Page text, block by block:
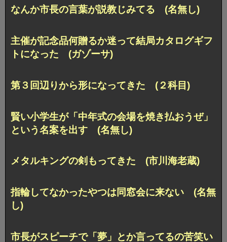
なんか市長の言葉が説教じみてる (名無し)
主催が記念品何贈るか迷って結局カタログギフ
トになった (ガゾーサ)
第３回辺りから形になってきた (２科目)
賢い小学生が「中年式の会場を焼き払おうぜ」
という名案を出す (名無し)
メタルキングの剣もってきた (市川海老蔵)
指輪してなかったやつは同窓会に来ない (名無
し)
市長がスピーチで「夢」とか言ってるの苦笑い